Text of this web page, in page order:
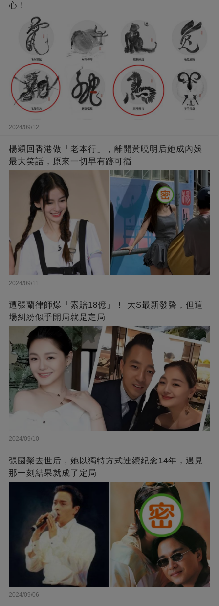
心！
2024/09/12
楊穎回香港做「老本行」，離開黃曉明后她成內娛
最大笑話，原來一切早有跡可循
2024/09/11
遭張蘭律師爆「索賠18億」！ 大S最新發聲，但這
場糾紛似乎開局就是定局
2024/09/10
張國榮去世后，她以獨特方式連續紀念14年，遇見
那一刻結果就成了定局
2024/09/06